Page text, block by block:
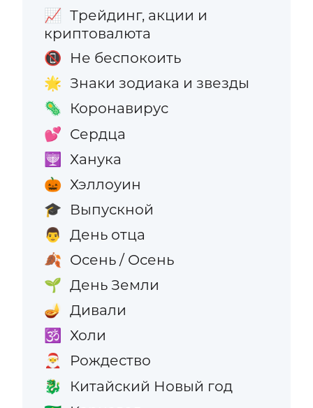
📈 Трейдинг, акции и
криптовалюта
📵 Не беспокоить
🌟 Знаки зодиака и звезды
🦠 Коронавирус
💕 Сердца
🕎 Ханука
🎃 Хэллоуин
🎓 Выпускной
👨 День отца
🍂 Осень / Осень
🌱 День Земли
🪔 Дивали
🕉️ Холи
🎅 Рождество
🐉 Китайский Новый год